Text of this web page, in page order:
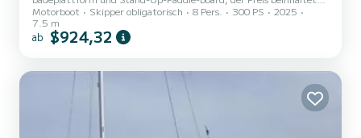
keinen Treibstoff.
Motorboot Skipper obligatorisch 8 Pers. 300 PS
2025
7.5 m
ab $924,32